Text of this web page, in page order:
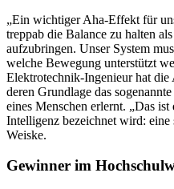
„Ein wichtiger Aha-Effekt für
treppab die Balance zu halten
aufzubringen. Unser System
welche Bewegung unterstützt
Elektrotechnik-Ingenieur hat
deren Grundlage das
eines Menschen erlernt. „Das
Intelligenz bezeichnet wird: eine
Weiske.
Gewinner im